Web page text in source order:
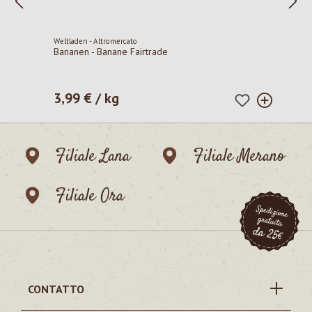
Weltladen - Altromercato
Bananen - Banane Fairtrade
Prezzo normale:
3,99 € / kg
Filiale Lana
Filiale Merano
Filiale Ora
CONTATTO